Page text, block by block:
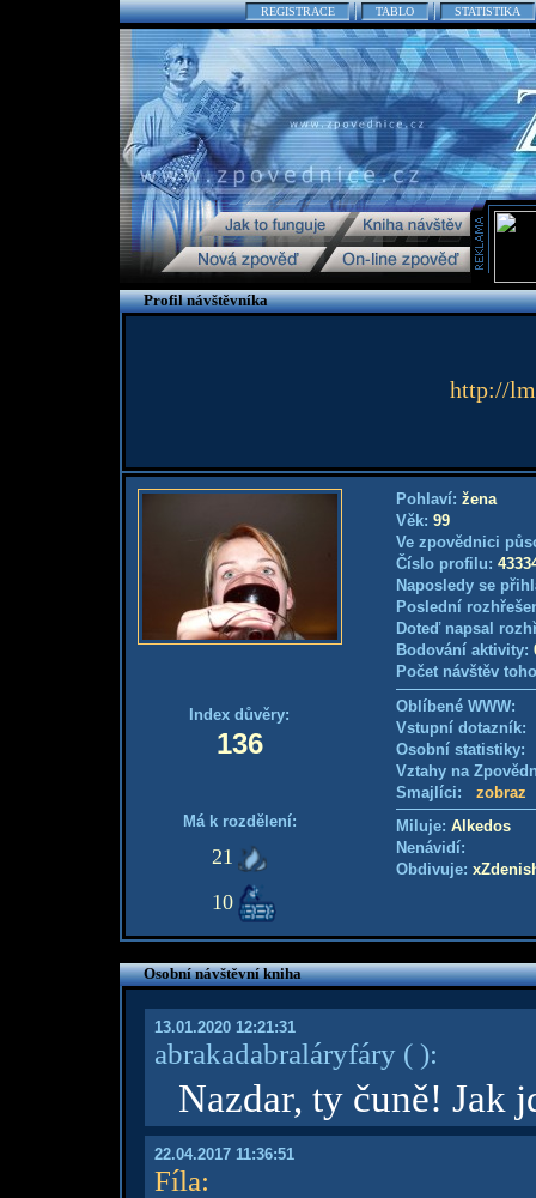
REGISTRACE TABLO STATISTIKA
Profil návštěvníka
http://
Index důvěry:
136
Má k rozdělení:
21
10
Pohlaví: žena
Věk: 99
Ve zpovědnici
Číslo profilu:
Naposledy se
Poslední
Doteď napsal
Bodování aktivity:
Počet návštěv
Oblíbené WWW:
Vstupní
Osobní
Vztahy na
Smajlíci: zobraz
Miluje: Alkedos
Nenávidí:
Obdivuje:
Osobní návštěvní kniha
13.01.2020 12:21:31
abrakadabraláryfáry( ):
Nazdar, ty čuně! Jak
22.04.2017 11:36:51
Fíla: